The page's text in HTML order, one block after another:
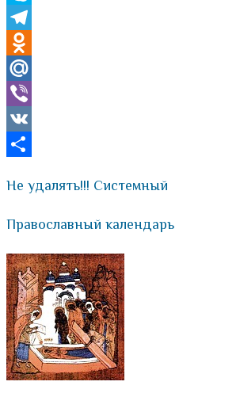
Skype
Telegram
Odnoklassniki
Mail.Ru
Viber
VK
Не удалять!!! Системный
Православный календарь